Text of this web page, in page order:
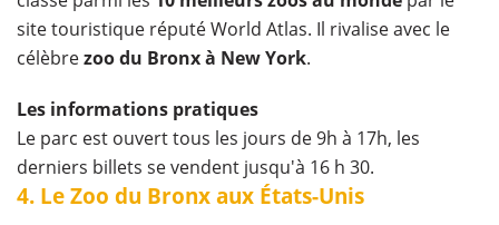
site touristique réputé World Atlas. Il rivalise avec le
célèbrezoo du Bronx à New York.
Les informations pratiques
Le parc est ouvert tous les jours de 9h à 17h, les
derniers billets se vendent jusqu'à 16 h 30.
4. Le Zoo du Bronx aux États-Unis